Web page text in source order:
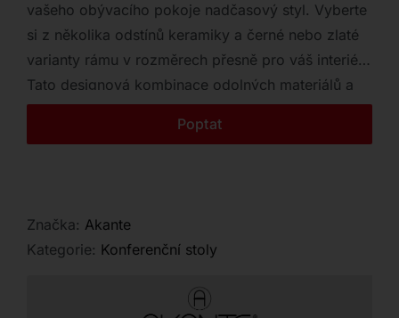
Outlet
Kontakt
vašeho obývacího pokoje nadčasový styl. Vyberte
si z několika odstínů keramiky a černé nebo zlaté
varianty rámu v rozměrech přesně pro váš interiér.
Tato designová kombinace odolných materiálů a
precizního provedení podtrhne luxusní vzhled
Poptat
Značka: Akante
Kategorie: Konferenční stoly